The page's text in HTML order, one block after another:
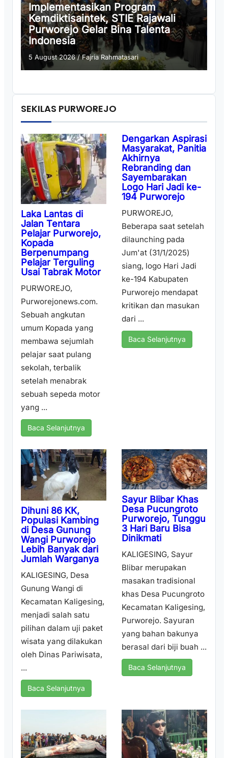
Implementasikan Program
Kemdiktisaintek, STIE Rajawali
Purworejo Gelar Bina Talenta
Indonesia
5 August 2026/Fajria Rahmatasari
SEKILAS PURWOREJO
Laka Lantas di
Jalan Tentara
Pelajar Purworejo,
Kopada
Berpenumpang
Pelajar Terguling
Usai Tabrak Motor
PURWOREJO,
Purworejonews.com.
Sebuah angkutan
umum Kopada yang
membawa sejumlah
pelajar saat pulang
sekolah, terbalik
setelah menabrak
sebuah sepeda motor
yang ...
Baca Selanjutnya
Dengarkan Aspirasi
Masyarakat, Panitia
Akhirnya
Rebranding dan
Sayembarakan
Logo Hari Jadi ke-
194 Purworejo
PURWOREJO,
Beberapa saat setelah
dilaunching pada
Jum'at (31/1/2025)
siang, logo Hari Jadi
ke-194 Kabupaten
Purworejo mendapat
kritikan dan masukan
dari ...
Baca Selanjutnya
Dihuni 86 KK,
Populasi Kambing
di Desa Gunung
Wangi Purworejo
Lebih Banyak dari
Jumlah Warganya
KALIGESING, Desa
Gunung Wangi di
Kecamatan Kaligesing,
menjadi salah satu
pilihan dalam uji paket
wisata yang dilakukan
oleh Dinas Pariwisata,
...
Baca Selanjutnya
Sayur Blibar Khas
Desa Pucungroto
Purworejo, Tunggu
3 Hari Baru Bisa
Dinikmati
KALIGESING, Sayur
Blibar merupakan
masakan tradisional
khas Desa Pucungroto
Kecamatan Kaligesing,
Purworejo. Sayuran
yang bahan bakunya
berasal dari biji buah ...
Baca Selanjutnya